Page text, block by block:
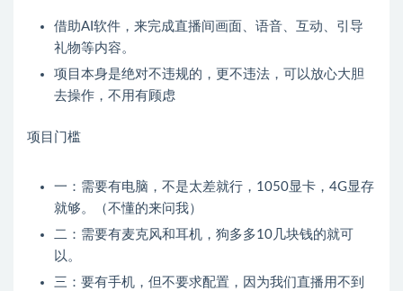
借助AI软件，来完成直播间画面、语音、互动、引导
礼物等内容。
项目本身是绝对不违规的，更不违法，可以放心大胆
去操作，不用有顾虑
项目门槛
一：需要有电脑，不是太差就行，1050显卡，4G显存
就够。（不懂的来问我）
二：需要有麦克风和耳机，狗多多10几块钱的就可
以。
三：要有手机，但不要求配置，因为我们直播用不到